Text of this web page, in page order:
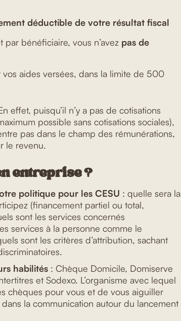
déductible de votre résultat fiscal
bénéficiaire, vous n’avez pas de
vos aides versées, dans la limite de 500
effet, puisqu’il n’y a pas de cotisations
possible sans cotisations sociales),
pas dans le champ des rémunérations,
le revenu.
entreprise ?
politique pour les CESU : quelle sera la
(financement partiel ou total,
sont les services concernés
services à la personne comme le
sont les critères d’attribution, sachant
habilités : Chèque Domicile, Domiserve
et Sodexo. L’organisme avec lequel
chèques pour vous et de vous aiguiller
la communication autour du lancement